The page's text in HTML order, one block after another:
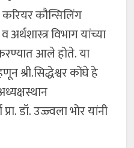
कौन्सिलिंग
विभाग यांच्या
आले होते. या
श्री.सिद्धेश्वर कोंघे हे
प्रा. डॉ. उज्ज्वला भोर यांनी